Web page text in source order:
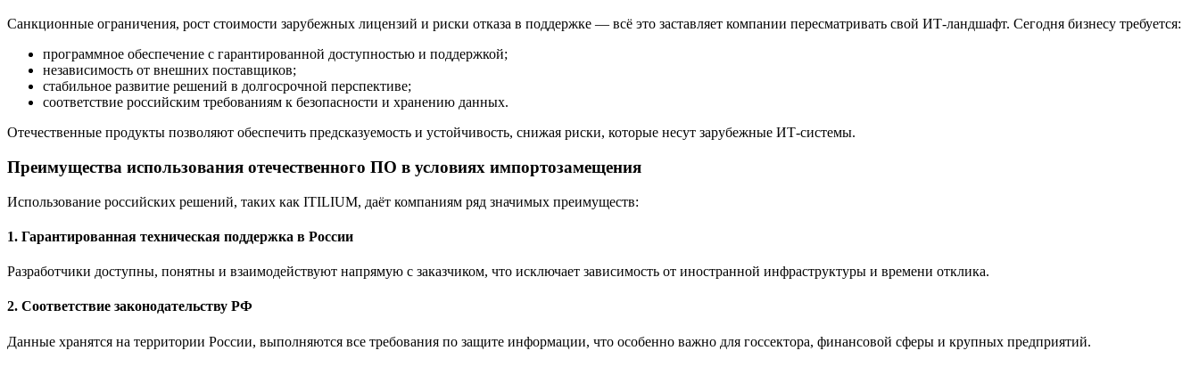
Санкционные ограничения, рост стоимости зарубежных лицензий и риски отказа в поддержке — всё это заставляет компании пересматривать свой ИТ-ландшафт. Сегодня бизнесу требуется:
программное обеспечение с гарантированной доступностью и поддержкой;
независимость от внешних поставщиков;
стабильное развитие решений в долгосрочной перспективе;
соответствие российским требованиям к безопасности и хранению данных.
Отечественные продукты позволяют обеспечить предсказуемость и устойчивость, снижая риски, которые несут зарубежные ИТ-системы.
Преимущества использования отечественного ПО в условиях импортозамещения
Использование российских решений, таких как ITILIUM, даёт компаниям ряд значимых преимуществ:
1. Гарантированная техническая поддержка в России
Разработчики доступны, понятны и взаимодействуют напрямую с заказчиком, что исключает зависимость от иностранной инфраструктуры и времени отклика.
2. Соответствие законодательству РФ
Данные хранятся на территории России, выполняются все требования по защите информации, что особенно важно для госсектора, финансовой сферы и крупных предприятий.